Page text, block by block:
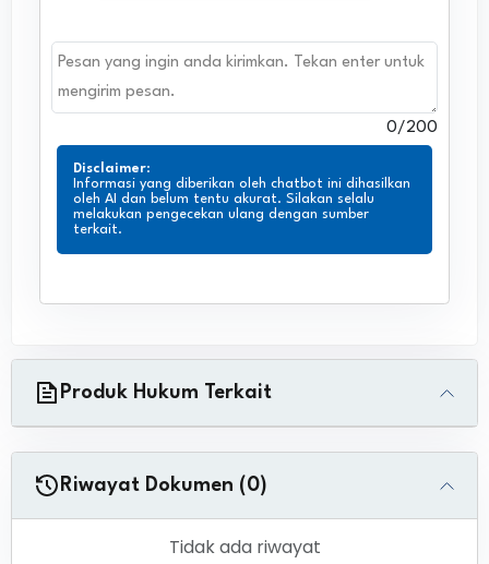
0/200
Disclaimer:
Informasi yang diberikan oleh chatbot ini dihasilkan
oleh AI dan belum tentu akurat. Silakan selalu
melakukan pengecekan ulang dengan sumber
terkait.
Produk Hukum Terkait
Riwayat Dokumen (0)
Tidak ada riwayat